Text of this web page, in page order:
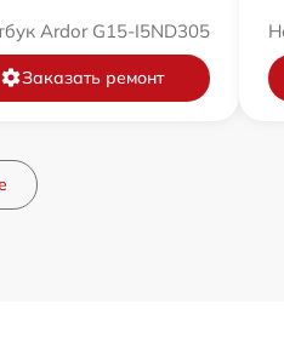
Ardor G15-I5ND305
Заказать ремонт